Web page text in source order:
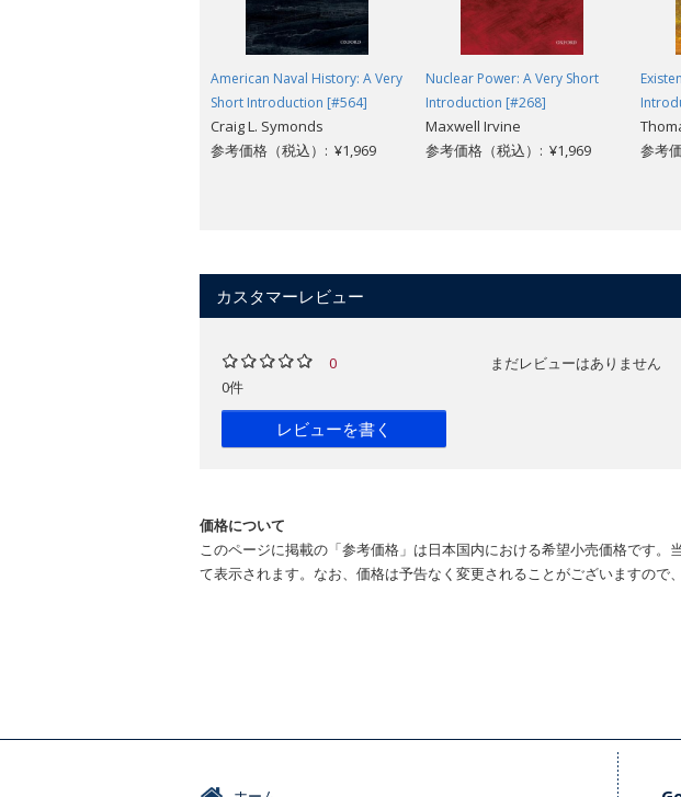
American Naval History: A Very
Short Introduction [#564]
Craig L. Symonds
参考価格（税込）: ¥1,969
Nuclear Power: A Very Short
Introduction [#268]
Maxwell Irvine
参考価格（税込）: ¥1,969
参考
カスタマーレビュー
0
0件
レビューを書く
まだレビューはありません
価格について
このページに掲載の「参考価格」は日本国内における希望小売価格です
て表示されます。なお、価格は予告なく変更されることがございますので